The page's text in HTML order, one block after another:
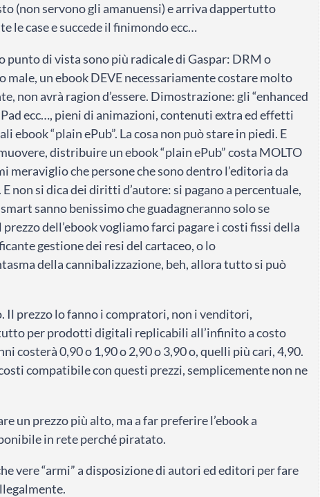
(non servono gli amanuensi) e arriva dappertutto
le case e succede il finimondo ecc…
punto di vista sono più radicale di Gaspar: DRM o
un ebook DEVE necessariamente costare molto
non avrà ragion d’essere. Dimostrazione: gli “enhanced
ecc…, pieni di animazioni, contenuti extra ed effetti
ebook “plain ePub”. La cosa non può stare in piedi. E
distribuire un ebook “plain ePub” costa MOLTO
meraviglio che persone che sono dentro l’editoria da
non si dica dei diritti d’autore: si pagano a percentuale,
sanno benissimo che guadagneranno solo se
prezzo dell’ebook vogliamo farci pagare i costi fissi della
gestione dei resi del cartaceo, o lo
della cannibalizzazione, beh, allora tutto si può
Il prezzo lo fanno i compratori, non i venditori,
per prodotti digitali replicabili all’infinito a costo
costerà 0,90 o 1,90 o 2,90 o 3,90 o, quelli più cari, 4,90.
compatibile con questi prezzi, semplicemente non ne
un prezzo più alto, ma a far preferire l’ebook a
in rete perché piratato.
vere “armi” a disposizione di autori ed editori per fare